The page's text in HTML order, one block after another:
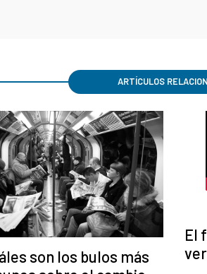
ARTÍCULOS
son los bulos más
El